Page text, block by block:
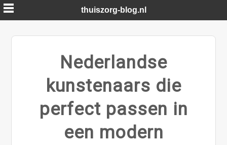
Skip
to
content
thuiszorg-blog.nl
Nederlandse
kunstenaars die
perfect passen in
een modern